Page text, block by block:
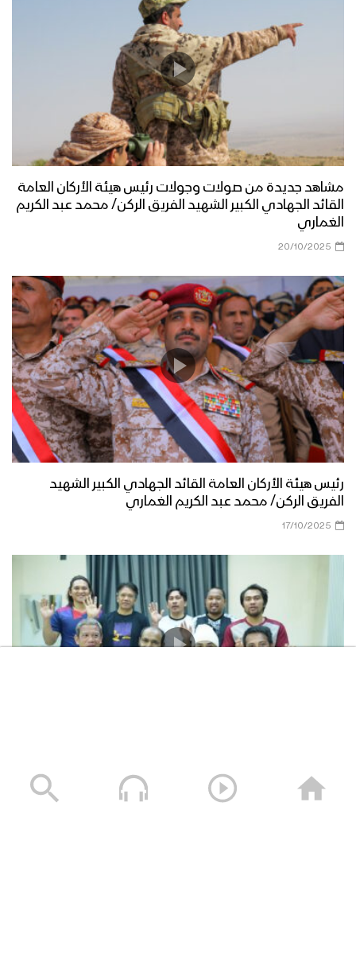
مشاهد جديدة من صولات وجولات رئيس هيئة الأركان العامة
القائد الجهادي الكبير الشهيد الفريق الركن/ محمد عبد الكريم
الغماري
20/10/2025
رئيس هيئة الأركان العامة القائد الجهادي الكبير الشهيد
الفريق الركن/ محمد عبد الكريم الغماري
17/10/2025
التي اغرقتها القوات المسلحة اليمنية